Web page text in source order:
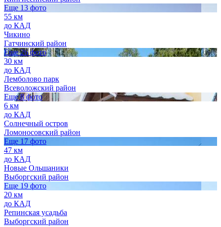
Еще 13 фото
55 км
до КАД
Чикино
Гатчинский район
Еще 26 фото
30 км
до КАД
Лемболово парк
Всеволожский район
Еще 8 фото
6 км
до КАД
Солнечный остров
Ломоносовский район
Еще 17 фото
47 км
до КАД
Новые Ольшаники
Выборгский район
Еще 19 фото
20 км
до КАД
Репинская усадьба
Выборгский район